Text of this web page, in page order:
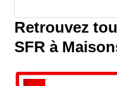
Retrouvez
SFR à